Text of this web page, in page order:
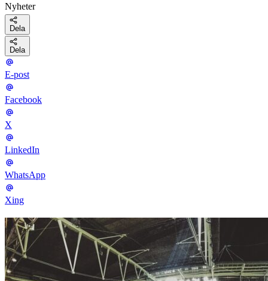
Nyheter
Dela
Dela
E-post
Facebook
X
LinkedIn
WhatsApp
Xing